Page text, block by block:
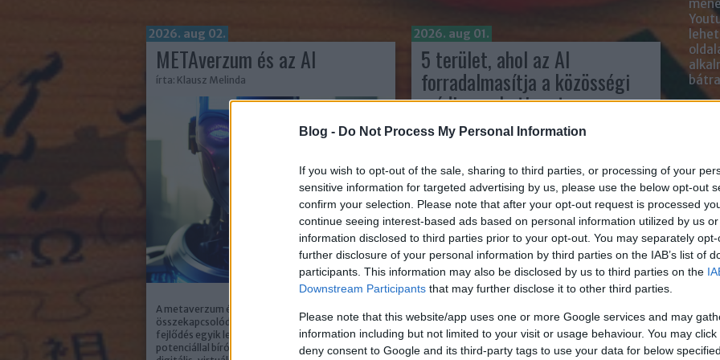
Blog - Do Not Process My Personal Information
If you wish to opt-out of the sale, sharing to third parties, or processing of your
sensitive information for targeted advertising by us, please use the below opt-out
confirm your selection. Please note that after your opt-out request is processed
continue seeing interest-based ads based on personal information utilized by us
information disclosed to third parties prior to your opt-out. You may separately
further disclosure of your personal information by third parties on the IAB’s list of
participants. This information may also be disclosed by us to third parties on the
Downstream Participants that may further disclose it to other third parties.
Please note that this website/app uses one or more Google services and may
information including but not limited to your visit or usage behaviour. You may
deny consent to Google and its third-party tags to use your data for below
2026. aug 01.
5 terület, ahol az AI
forradalmasítja a közösségi
média marketinget
írta: Sáringer Viktória
A közösségi média marketing az elmúlt években
2026. aug 02.
METAverzum és az AI
írta: Klausz Melinda
A metaverzum és a mesterséges intelligencia (AI)
összekapcsolódása a digitális technológiai
fejlődés egyik legösszetettebb és legnagyobb
potenciállal bíró területe. A metaverzum olyan